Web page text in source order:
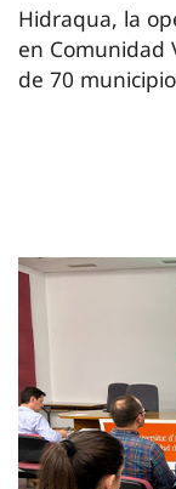
Hidraqua, la
en Comunidad
de 70